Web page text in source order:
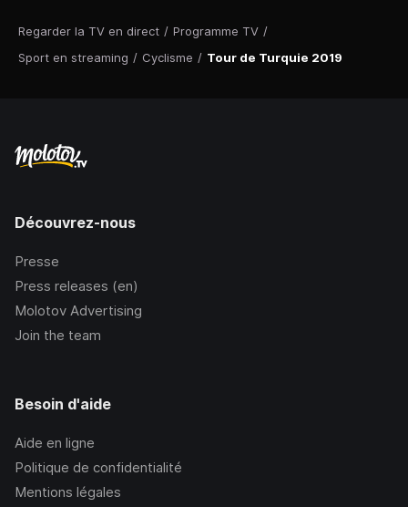
Regarder la TV en direct / Programme TV /
Sport en streaming / Cyclisme / Tour de Turquie 2019
Découvrez-nous
Presse
Press releases (en)
Molotov Advertising
Join the team
Besoin d'aide
Aide en ligne
Politique de confidentialité
Mentions légales